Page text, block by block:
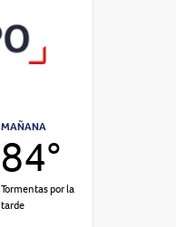
MAÑANA
84°
Tormentas por la
tarde